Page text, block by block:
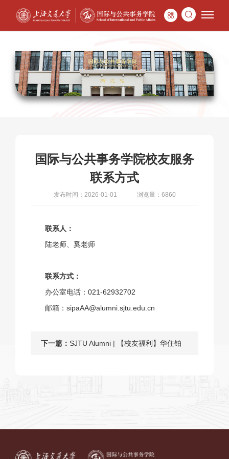
国际与公共事务学院校友服务
联系方式
发布时间：2026-01-01 浏览量：6860
联系人：
陆老师、奚老师
联系方式：
办公室电话：021-62932702
邮箱：sipaAA@alumni.sjtu.edu.cn
下一篇： SJTU Alumni | 【校友福利】华住铂